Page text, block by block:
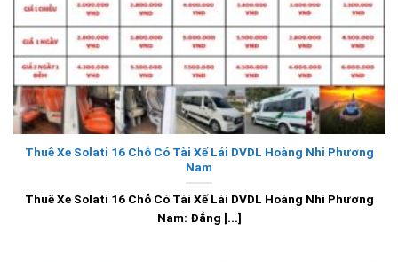
Thuê Xe Solati 16 Chỗ Có Tài Xế Lái DVDL Hoàng Nhi Phương
Nam
Thuê Xe Solati 16 Chỗ Có Tài Xế Lái DVDL Hoàng Nhi Phương
Nam: Đẳng [...]